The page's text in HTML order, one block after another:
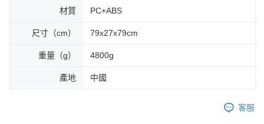
材質 PC+ABS
尺寸（cm） 79x27x79cm
重量（g） 4800g
產地 中國
客服